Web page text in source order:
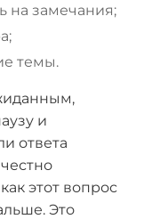
на замечания;
темы.
и
ответа
этот вопрос
Это